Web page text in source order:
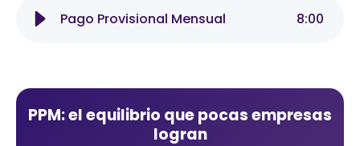
Pago Provisional Mensual 8:00
PPM: el equilibrio que pocas empresas
logran